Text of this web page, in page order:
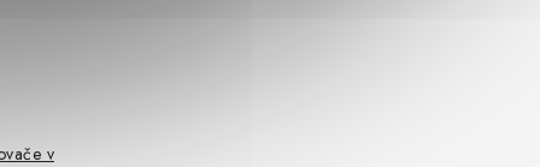
v